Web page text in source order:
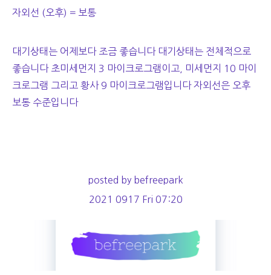
자외선 (오후) = 보통
대기상태는 어제보다 조금 좋습니다 대기상태는 전체적으로
좋습니다 초미세먼지 3 마이크로그램이고, 미세먼지 10 마이
크로그램 그리고 황사 9 마이크로그램입니다 자외선은 오후
보통 수준입니다
posted by befreepark
2021 0917 Fri 07:20